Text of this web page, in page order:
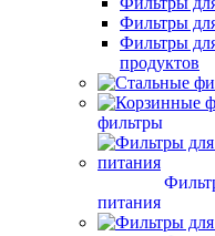
Фильтры
Фильтры
продуктов
фильтры
питания